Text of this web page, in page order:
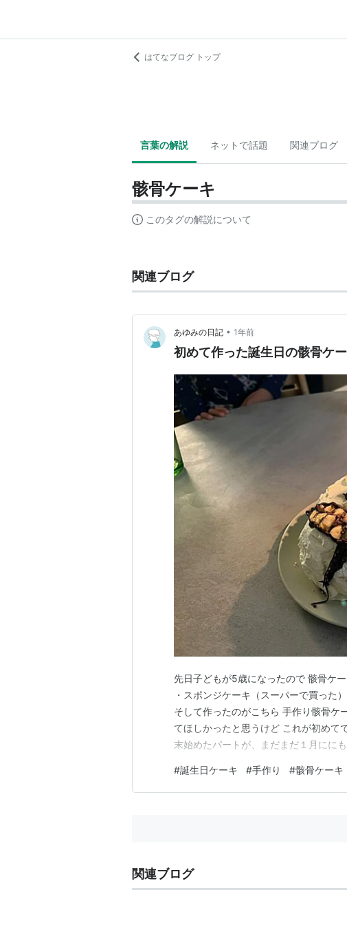
はてなブログ トップ
言葉の解説 ネットで話題 関連ブログ
骸骨ケーキ
このタグの解説について
関連ブログ
あゆみの日記 • 1年前
初めて作った誕生日の骸骨ケ
先日子どもが5歳になったので 骸骨ケ
・スポンジケーキ（スーパーで買った
そして作ったのがこちら 手作り骸骨
てほしかったと思うけど これが初めて
末始めたパートが、まだまだ１月にに
夫にも伝えると 夫も眠いらしく そうい
といいね なんて言ったりし…
#誕生日ケーキ #手作り #骸骨ケーキ
関連ブログ